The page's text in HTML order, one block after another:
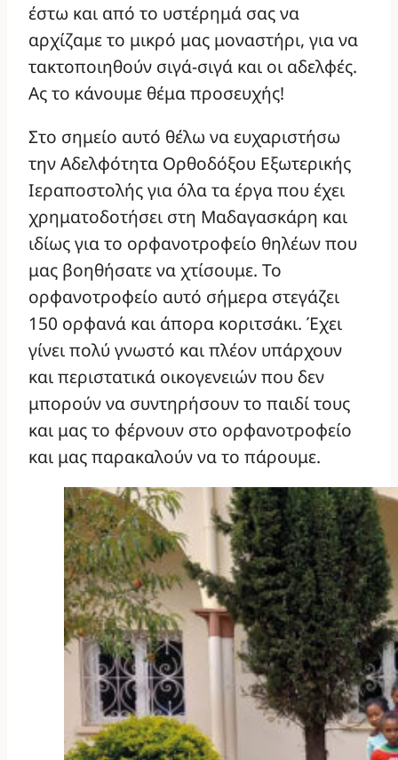
έστω και από το υστέρημά σας να
αρχίζαμε το μικρό μας μοναστήρι, για να
τακτοποιηθούν σιγά-σιγά και οι αδελφές.
Ας το κάνουμε θέμα προσευχής!
Στο σημείο αυτό θέλω να ευχαριστήσω
την Αδελφότητα Ορθοδόξου Εξωτερικής
Ιεραποστολής για όλα τα έργα που έχει
χρηματοδοτήσει στη Μαδαγασκάρη και
ιδίως για το ορφανοτροφείο θηλέων που
μας βοηθήσατε να χτίσουμε. Το
ορφανοτροφείο αυτό σήμερα στεγάζει
150 ορφανά και άπορα κοριτσάκι. Έχει
γίνει πολύ γνωστό και πλέον υπάρχουν
και περιστατικά οικογενειών που δεν
μπορούν να συντηρήσουν το παιδί τους
και μας το φέρνουν στο ορφανοτροφείο
και μας παρακαλούν να το πάρουμε.